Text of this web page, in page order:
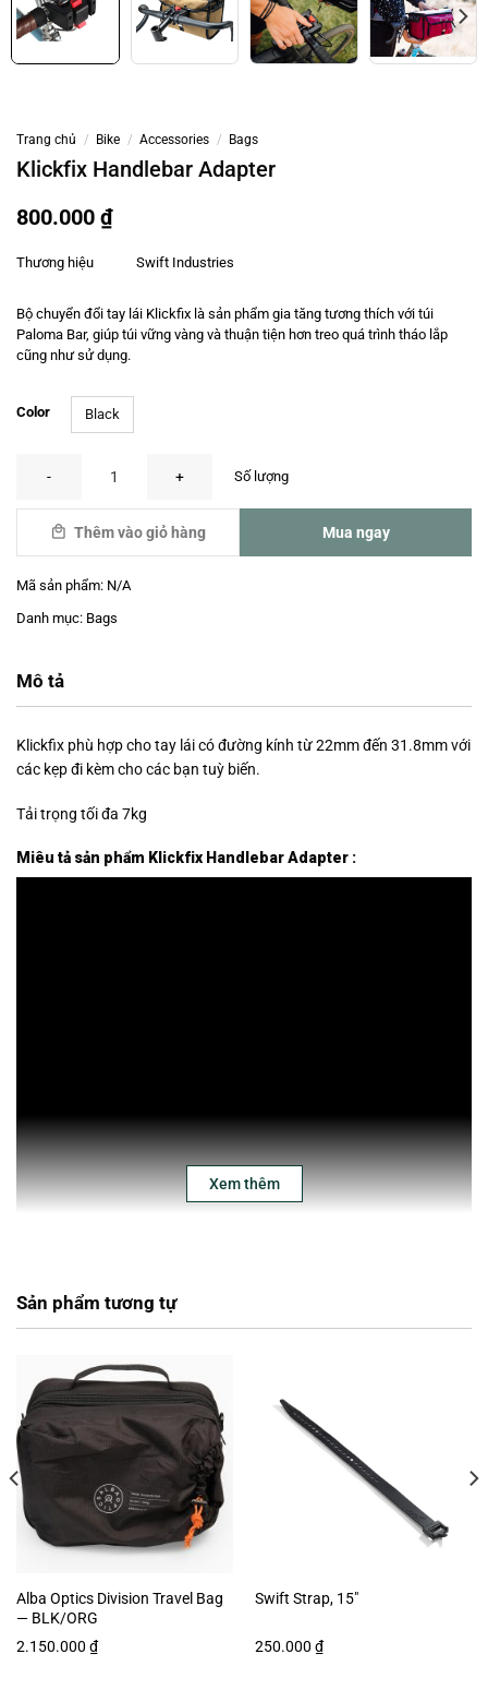
Trang chủ / Bike / Accessories / Bags
Klickfix Handlebar Adapter
800.000 ₫
Thương hiệu Swift Industries
Bộ chuyển đổi tay lái Klickfix là sản phẩm gia tăng tương thích với túi
Paloma Bar, giúp túi vững vàng và thuận tiện hơn treo quá trình tháo lắp
cũng như sử dụng.
Color Black
Thêm vào giỏ hàng Mua ngay
Mã sản phẩm: N/A
Danh mục: Bags
Mô tả
Klickfix phù hợp cho tay lái có đường kính từ 22mm đến 31.8mm với
các kẹp đi kèm cho các bạn tuỳ biến.
Tải trọng tối đa 7kg
Miêu tả sản phẩm Klickfix Handlebar Adapter :
Xem thêm
Sản phẩm tương tự
Alba Optics Division Travel Bag
— BLK/ORG
2.150.000 ₫
Swift Strap, 15″
250.000 ₫